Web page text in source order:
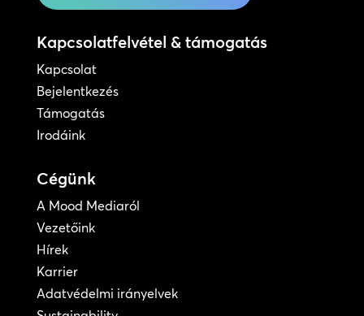
Kapcsolatfelvétel & támogatás
Kapcsolat
Bejelentkezés
Támogatás
Irodáink
Cégünk
A Mood Mediaról
Vezetőink
Hírek
Karrier
Adatvédelmi irányelvek